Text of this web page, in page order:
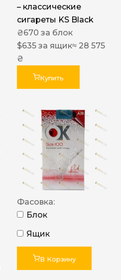
– классические
сигареты KS Black
₴670 за блок
$635 за ящик≈ 28 575
₴
Купить
Фасовка:
Блок
Ящик
В Корзину